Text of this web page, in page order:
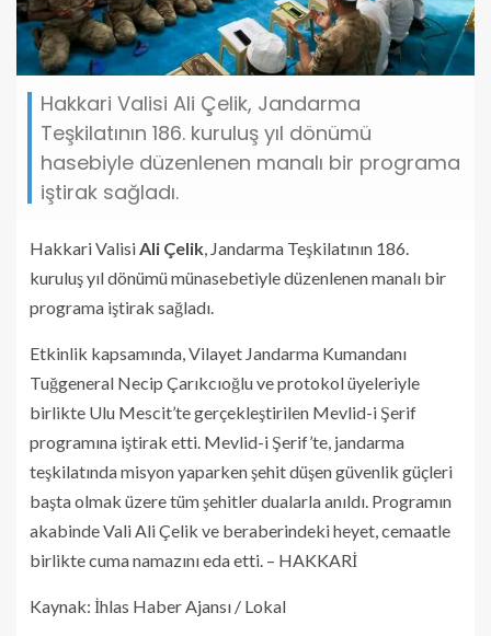
Hakkari Valisi Ali Çelik, Jandarma
Teşkilatının 186. kuruluş yıl dönümü
hasebiyle düzenlenen manalı bir programa
iştirak sağladı.
Hakkari Valisi Ali Çelik , Jandarma Teşkilatının 186.
kuruluş yıl dönümü münasebetiyle düzenlenen manalı bir
programa iştirak sağladı.
Etkinlik kapsamında, Vilayet Jandarma Kumandanı
Tuğgeneral Necip Çarıkcıoğlu ve protokol üyeleriyle
birlikte Ulu Mescit’te gerçekleştirilen Mevlid-i Şerif
programına iştirak etti. Mevlid-i Şerif’te, jandarma
teşkilatında misyon yaparken şehit düşen güvenlik güçleri
başta olmak üzere tüm şehitler dualarla anıldı. Programın
akabinde Vali Ali Çelik ve beraberindeki heyet, cemaatle
birlikte cuma namazını eda etti. – HAKKARİ
Kaynak: İhlas Haber Ajansı / Lokal